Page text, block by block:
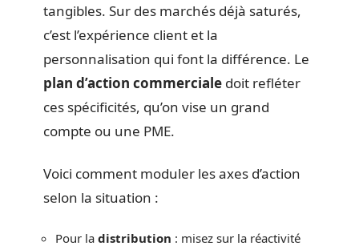
tangibles. Sur des marchés déjà saturés,
c’est l’expérience client et la
personnalisation qui font la différence. Le
plan d’action commerciale doit refléter
ces spécificités, qu’on vise un grand
compte ou une PME.
Voici comment moduler les axes d’action
selon la situation :
Pour la distribution : misez sur la réactivité